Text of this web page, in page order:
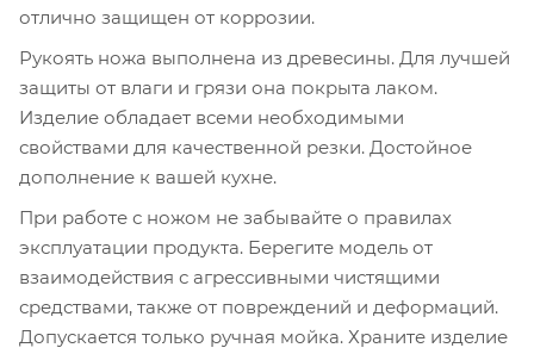
отлично защищен от коррозии.
Рукоять ножа выполнена из древесины. Для лучшей
защиты от влаги и грязи она покрыта лаком.
Изделие обладает всеми необходимыми
свойствами для качественной резки. Достойное
дополнение к вашей кухне.
При работе с ножом не забывайте о правилах
эксплуатации продукта. Берегите модель от
взаимодействия с агрессивными чистящими
средствами, также от повреждений и деформаций.
Допускается только ручная мойка. Храните изделие